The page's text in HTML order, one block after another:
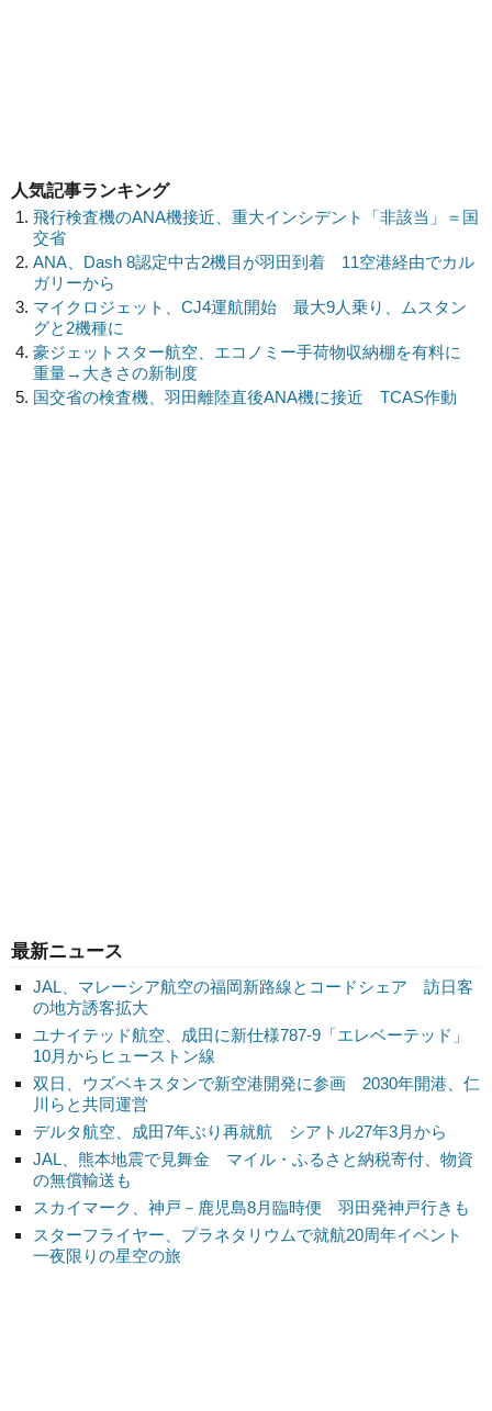
最新ニュース
JAL、マレーシア航空の福岡新路線とコードシェア 訪日客
の地方誘客拡大
ユナイテッド航空、成田に新仕様787-9「エレベーテッド」
10月からヒューストン線
双日、ウズベキスタンで新空港開発に参画 2030年開港、仁
川らと共同運営
デルタ航空、成田7年ぶり再就航 シアトル27年3月から
JAL、熊本地震で見舞金 マイル・ふるさと納税寄付、物資
の無償輸送も
スカイマーク、神戸－鹿児島8月臨時便 羽田発神戸行きも
スターフライヤー、プラネタリウムで就航20周年イベント
一夜限りの星空の旅
人気記事ランキング
飛行検査機のANA機接近、重大インシデント「非該当」＝国
交省
ANA、Dash 8認定中古2機目が羽田到着 11空港経由でカル
ガリーから
マイクロジェット、CJ4運航開始 最大9人乗り、ムスタン
グと2機種に
豪ジェットスター航空、エコノミー手荷物収納棚を有料に
重量→大きさの新制度
国交省の検査機、羽田離陸直後ANA機に接近 TCAS作動